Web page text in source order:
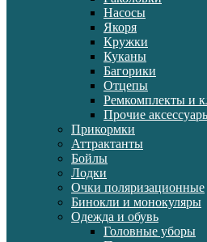
Насосы
Якоря
Кружки
Куканы
Багорики
Отцепы
Ремкомплекты и
Прочие
Прикормки
Аттрактанты
Бойлы
Лодки
Очки поляризационные
Бинокли и монокуляры
Одежда и обувь
Головные уборы